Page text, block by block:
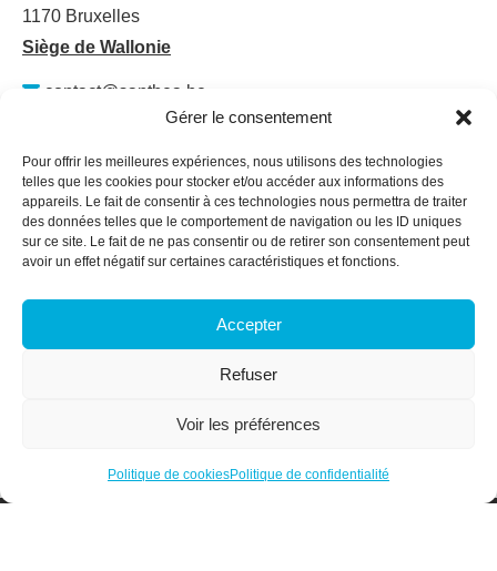
Gérer le consentement
Pour offrir les meilleures expériences, nous utilisons des technologies
telles que les cookies pour stocker et/ou accéder aux informations des
appareils. Le fait de consentir à ces technologies nous permettra de traiter
des données telles que le comportement de navigation ou les ID uniques
sur ce site. Le fait de ne pas consentir ou de retirer son consentement peut
avoir un effet négatif sur certaines caractéristiques et fonctions.
Accepter
Refuser
Voir les préférences
Politique de cookiesPolitique de confidentialité
1170 Bruxelles
Siège de Wallonie
contact@santhea.be
Namur Office Park
5101 Loyers
Plan du site
Qui sommes-nous ?
Services & Formations